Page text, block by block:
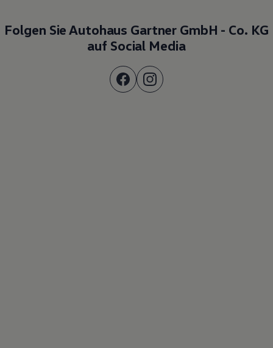
Folgen Sie Autohaus Gartner GmbH - Co. KG
auf Social Media